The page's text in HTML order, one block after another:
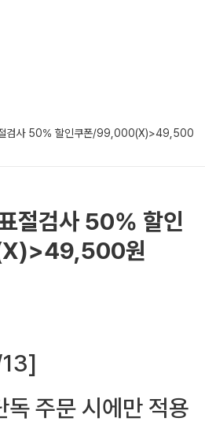
검사 50% 할인쿠폰/99,000(X)>49,500
검사 50% 할인
원
주문 시에만 적용